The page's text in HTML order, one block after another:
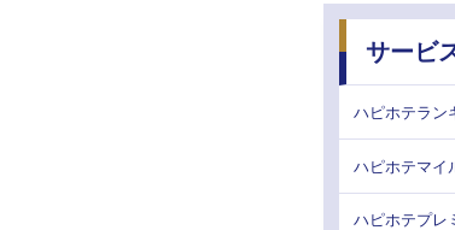
サービ
ハピホテラン
ハピホテマイ
ハピホテプレ